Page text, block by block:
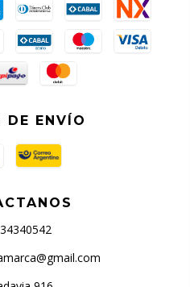
DE ENVÍO